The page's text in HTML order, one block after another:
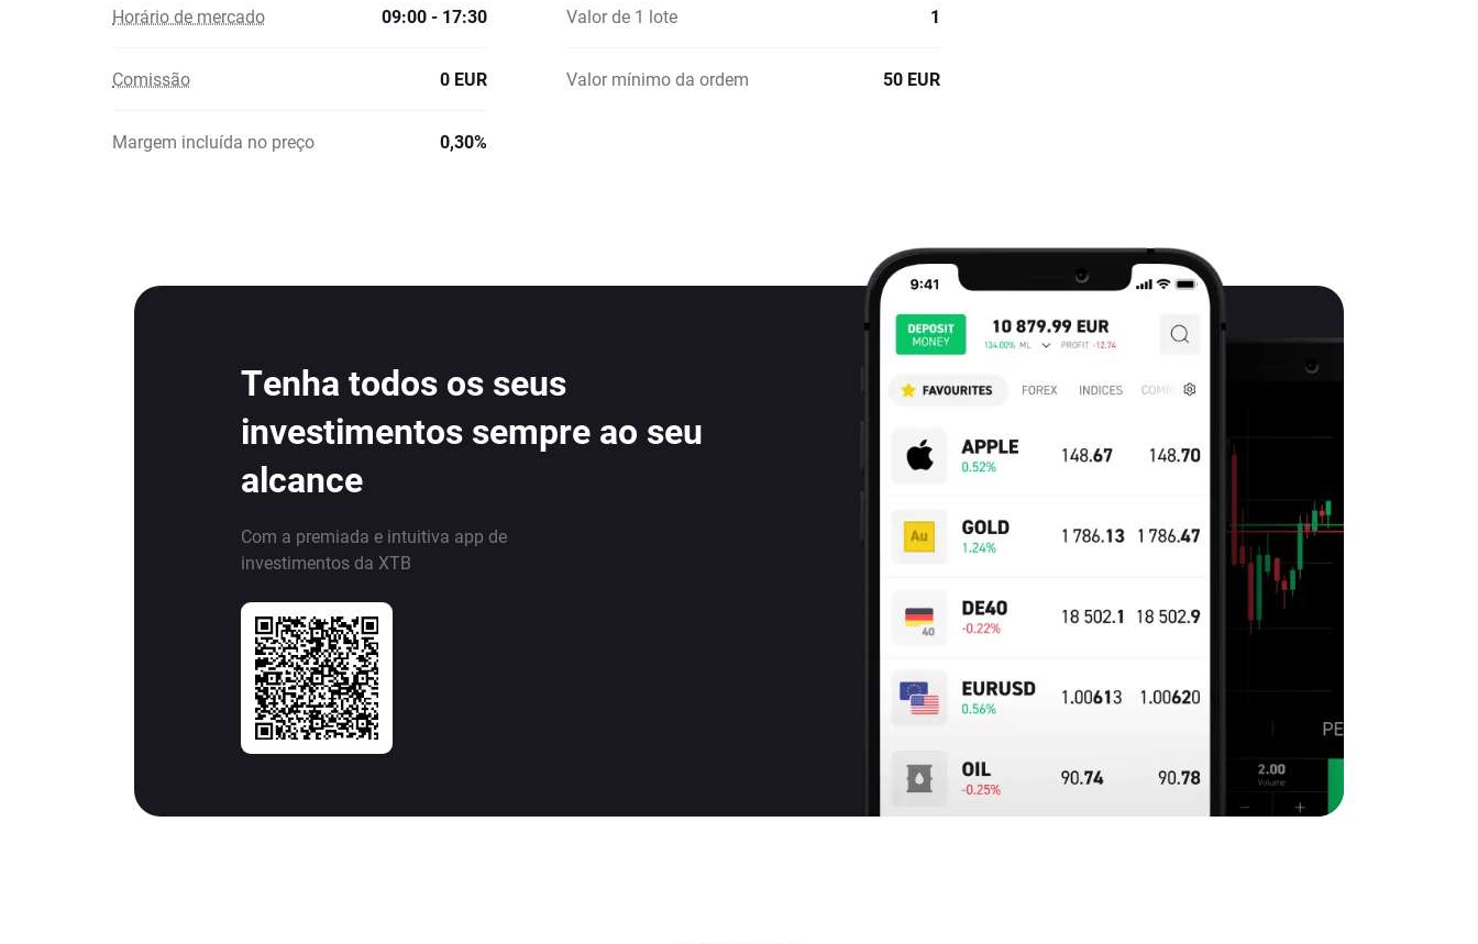
Horário de mercado 09:00 - 17:30 Valor de 1 lote 1
Comissão 0 EUR Valor mínimo da ordem 50 EUR
Margem incluída no preço 0,30%
Tenha todos os seus
investimentos sempre ao seu
alcance
Com a premiada e intuitiva app de
investimentos da XTB